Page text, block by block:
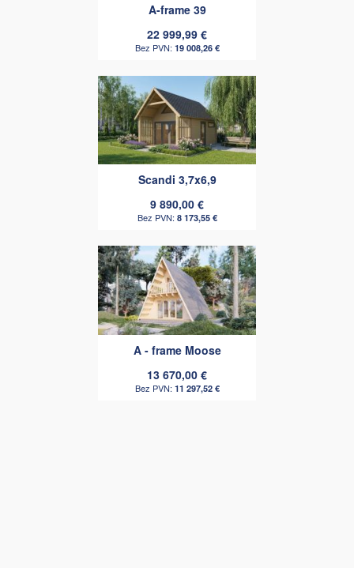
A-frame 39
22 999,99 €
19 008,26 €
Scandi 3,7x6,9
9 890,00 €
8 173,55 €
A - frame Moose
13 670,00 €
11 297,52 €